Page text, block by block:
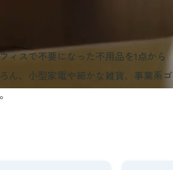
ィスで不要になった不用品を1点から
ん、小型家電や細かな雑貨、事業系ゴ